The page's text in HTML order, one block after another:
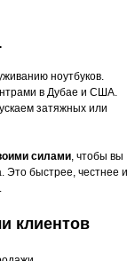
ноутбуков.
в Дубае и США.
затяжных или
силами, чтобы вы
Это быстрее, честнее и
клиентов